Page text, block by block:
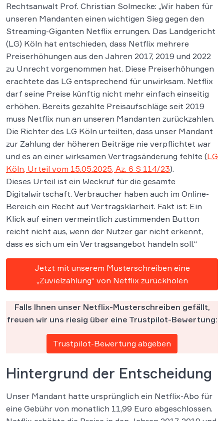
Rechtsanwalt Prof. Christian Solmecke: „Wir haben für
unseren Mandanten einen wichtigen Sieg gegen den
Streaming-Giganten Netflix errungen. Das Landgericht
(LG) Köln hat entschieden, dass Netflix mehrere
Preiserhöhungen aus den Jahren 2017, 2019 und 2022
zu Unrecht vorgenommen hat. Diese Preiserhöhungen
erachtete das LG entsprechend für unwirksam. Netflix
darf seine Preise künftig nicht mehr einfach einseitig
erhöhen. Bereits gezahlte Preisaufschläge seit 2019
muss Netflix nun an unseren Mandanten zurückzahlen.
Die Richter des LG Köln urteilten, dass unser Mandant
zur Zahlung der höheren Beiträge nie verpflichtet war
und es an einer wirksamen Vertragsänderung fehlte (LG
Köln, Urteil vom 15.05.2025, Az. 6 S 114/23).
Dieses Urteil ist ein Weckruf für die gesamte
Digitalwirtschaft. Verbraucher haben auch im Online-
Bereich ein Recht auf Vertragsklarheit. Fakt ist: Ein
Klick auf einen vermeintlich zustimmenden Button
reicht nicht aus, wenn der Nutzer gar nicht erkennt,
dass es sich um ein Vertragsangebot handeln soll.“
Jetzt mit unserem Musterschreiben eine
„Zuvielzahlung“ von Netflix zurückholen
Falls Ihnen unser Netflix-Musterschreiben gefällt,
freuen wir uns riesig über eine Trustpilot-Bewertung:
Trustpilot-Bewertung abgeben
Hintergrund der Entscheidung
Unser Mandant hatte ursprünglich ein Netflix-Abo für
eine Gebühr von monatlich 11,99 Euro abgeschlossen.